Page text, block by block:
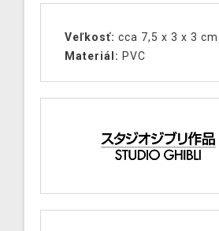
Veľkosť: cca 7,5 x 3 x 3 cm
Materiál: PVC